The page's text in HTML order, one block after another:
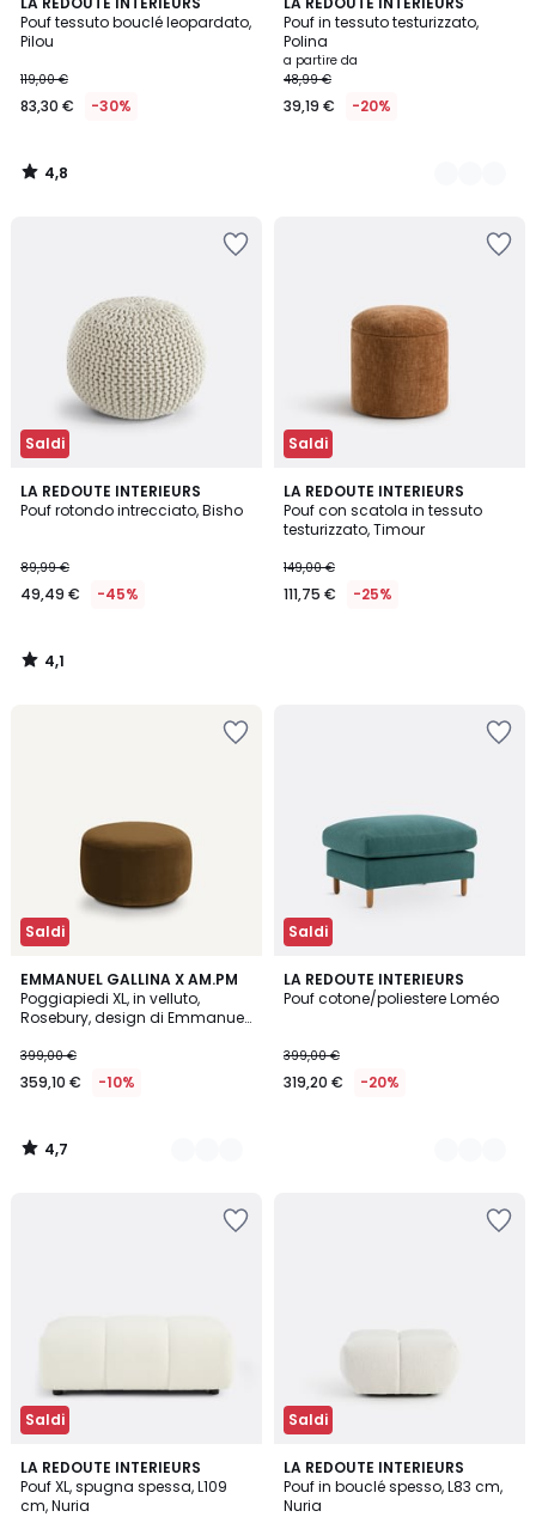
Pouf tessuto bouclé leopardato,
Pilou
119,00 €
83,30 € -30%
/ 5
4,8
/
Pouf in tessuto testurizzato,
Polina
a partire da
48,99 €
39,19 € -20%
2
Colori
Saldi
LA REDOUTE INTERIEURS
Pouf rotondo intrecciato, Bisho
89,99 €
49,49 € -45%
4,1
/ 5
4,1
/
Saldi
LA REDOUTE INTERIEURS
Pouf con scatola in tessuto
testurizzato, Timour
149,00 €
111,75 € -25%
Saldi
EMMANUEL GALLINA X AM.PM
Poggiapiedi XL, in velluto,
Rosebury, design di Emmanuel
399,00 €
359,10 € -10%
4,7
/ 5
9
Colori
4,7
/
Saldi
LA REDOUTE INTERIEURS
Pouf cotone/poliestere Loméo
399,00 €
319,20 € -20%
2
Colori
Saldi
LA REDOUTE INTERIEURS
Pouf XL, spugna spessa, L109
cm, Nuria
4
Colori
Saldi
LA REDOUTE INTERIEURS
Pouf in bouclé spesso, L83 cm,
Nuria
4
Colori